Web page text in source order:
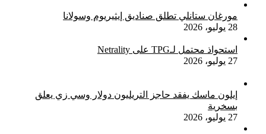
مورغان ستانلي تطلق صناديق إيثيريوم وسولانا
28 يوليو، 2026
استحواذ محتمل لـTPG على Netrality
27 يوليو، 2026
إيلون ماسك يفقد حاجز التريليون دولار وسي زي يعلق
بسخرية
27 يوليو، 2026